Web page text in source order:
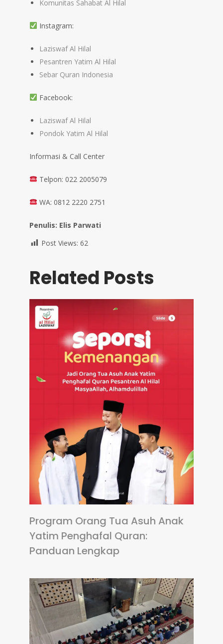
Komunitas Sahabat Al Hilal
Instagram:
Laziswaf Al Hilal
Pesantren Yatim Al Hilal
Sebar Quran Indonesia
Facebook:
Laziswaf Al Hilal
Pondok Yatim Al Hilal
Informasi & Call Center
Telpon: 022 2005079
WA: 0812 2220 2751
Penulis: Elis Parwati
Post Views: 62
Related Posts
Program Orang Tua Asuh Anak
Yatim Penghafal Quran:
Panduan Lengkap